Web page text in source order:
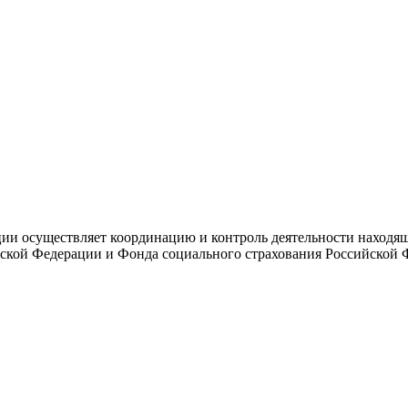
осуществляет координацию и контроль деятельности
Федерации и Фонда социального страхования Российской